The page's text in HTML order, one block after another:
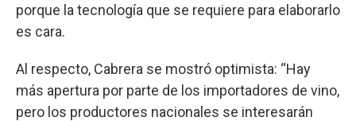
porque la tecnología que se requiere para elaborarlo
es cara.
Al respecto, Cabrera se mostró optimista: “Hay
más apertura por parte de los importadores de vino,
pero los productores nacionales se interesarán